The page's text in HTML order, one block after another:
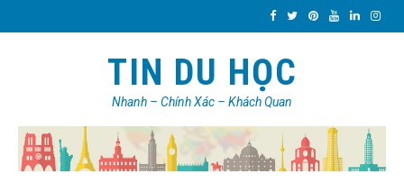
TIN DU HỌC
Nhanh – Chính Xác – Khách Quan